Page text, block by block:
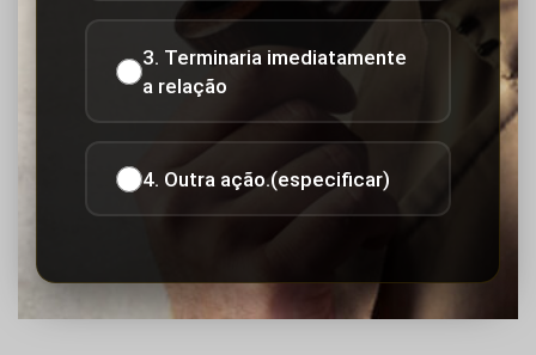
3. Terminaria imediatamente
a relação
4. Outra ação.(especificar)